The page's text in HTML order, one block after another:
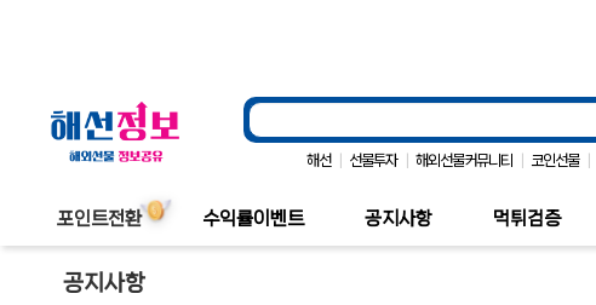
해선 선물투자 해외선물커뮤니티 코인선물
포인트전환 수익률이벤트 공지사항 먹튀검증
공지사항